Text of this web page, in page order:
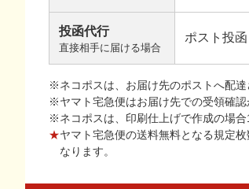
投函代行
直接相手に届ける場合
ポスト投函
※ネコポスは、お届け先のポストへ配達
※ヤマト宅急便はお届け先での受領確認
※ネコポスは、印刷仕上げで作成の場
★ヤマト宅急便の送料無料となる規定
なります。